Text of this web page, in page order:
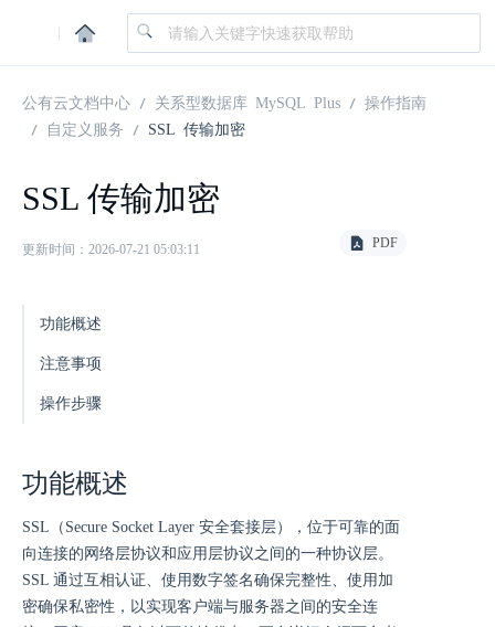
|
公有云文档中心 关系型数据库 MySQL Plus
操作指南
自定义服务
SSL 传输加密
SSL 传输加密
更新时间：2026-07-21 05:03:11 PDF
功能概述
注意事项
操作步骤
功能概述
SSL（Secure Socket Layer 安全套接层），位于可靠的面
向连接的网络层协议和应用层协议之间的一种协议层。
SSL 通过互相认证、使用数字签名确保完整性、使用加
密确保私密性，以实现客户端与服务器之间的安全连